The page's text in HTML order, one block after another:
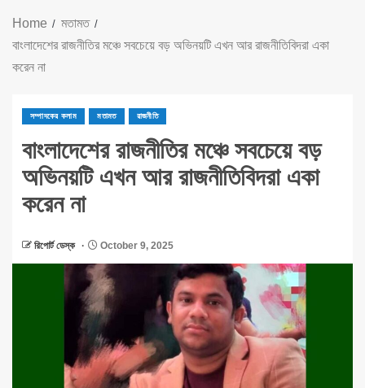
Home
মতামত
বাংলাদেশের রাজনীতির মঞ্চে সবচেয়ে বড় অভিনয়টি এখন আর রাজনীতিবিদরা একা
করেন না
সম্পাদকের কলাম মতামত রাজনীতি
বাংলাদেশের রাজনীতির মঞ্চে সবচেয়ে বড়
অভিনয়টি এখন আর রাজনীতিবিদরা একা
করেন না
রিপোর্ট ডেস্ক October 9, 2025